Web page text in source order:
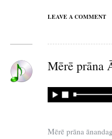
LEAVE A COMMENT
Mērē prāna
Mērē prāna